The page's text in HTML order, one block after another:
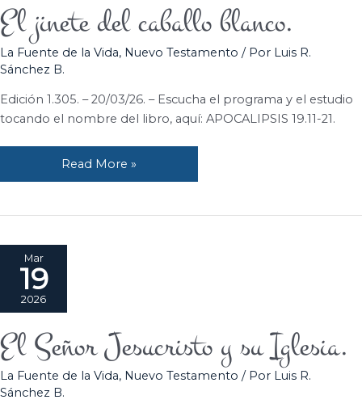
El jinete del caballo blanco.
La Fuente de la Vida, Nuevo Testamento / Por Luis R.
Sánchez B.
Edición 1.305. – 20/03/26. – Escucha el programa y el estudio
tocando el nombre del libro, aquí: APOCALIPSIS 19.11-21.
El
jinete
del
caballo
blanco.
Read More »
Mar
19
2026
El Señor Jesucristo y su Iglesia.
La Fuente de la Vida, Nuevo Testamento / Por Luis R.
Sánchez B.
El
Señor
Jesucristo
y